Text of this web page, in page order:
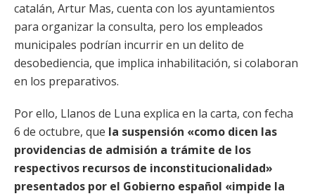
catalán, Artur Mas, cuenta con los ayuntamientos
para organizar la consulta, pero los empleados
municipales podrían incurrir en un delito de
desobediencia, que implica inhabilitación, si colaboran
en los preparativos.
Por ello, Llanos de Luna explica en la carta, con fecha
6 de octubre, que la suspensión «como dicen las
providencias de admisión a trámite de los
respectivos recursos de inconstitucionalidad»
presentados por el Gobierno español «impide la